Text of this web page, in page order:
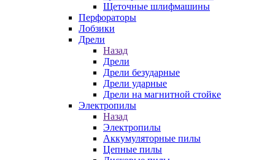
Щеточные шлифмашины
Перфораторы
Лобзики
Дрели
Назад
Дрели
Дрели безударные
Дрели ударные
Дрели на магнитной стойке
Электропилы
Назад
Электропилы
Аккумуляторные пилы
Цепные пилы